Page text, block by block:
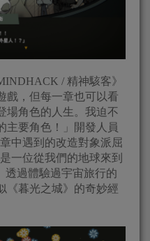
/ 精神駭客》
戲，但每一章也可以看
場角色的人生。我迫不
主要角色！」開發人員
中遇到的改造對象派屈
一位從我們的地球來到
過體驗過宇宙旅行的
《暮光之城》的奇妙經